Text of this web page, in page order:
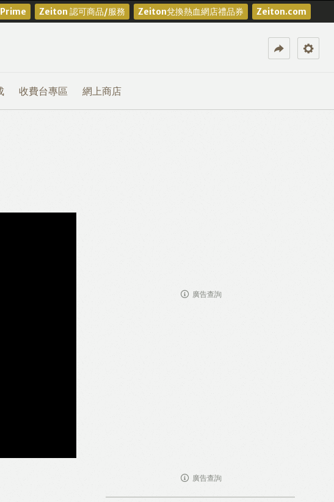
Zeiton 認可商品/服務 Zeiton兌換熱血網店禮品券 Zeiton.com
收費台專區 網上商店
廣告查詢
廣告查詢